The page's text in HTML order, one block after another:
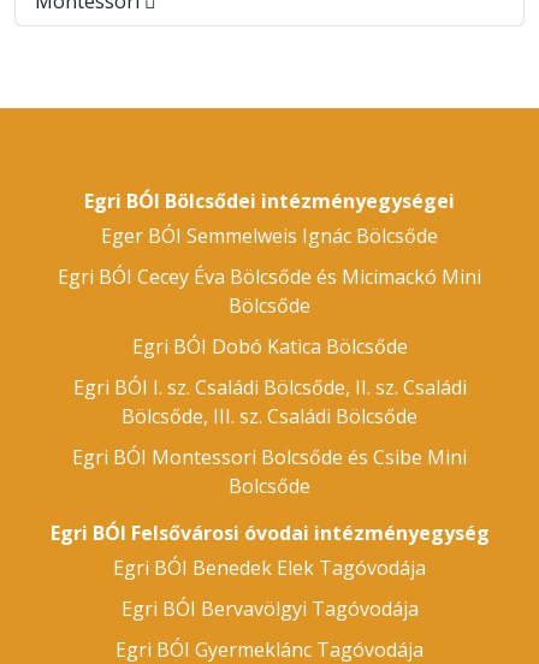
Egri BÓI Bölcsődei intézményegységei
Eger BÓI Semmelweis Ignác Bölcsőde
Egri BÓI Cecey Éva Bölcsőde és Micimackó Mini
Bölcsőde
Egri BÓI Dobó Katica Bölcsőde
Egri BÓI I. sz. Családi Bölcsőde, II. sz. Családi
Bölcsőde, III. sz. Családi Bölcsőde
Egri BÓI Montessori Bolcsőde és Csibe Mini
Bolcsőde
Egri BÓI Felsővárosi óvodai intézményegység
Egri BÓI Benedek Elek Tagóvodája
Egri BÓI Bervavölgyi Tagóvodája
Egri BÓI Gyermeklánc Tagóvodája